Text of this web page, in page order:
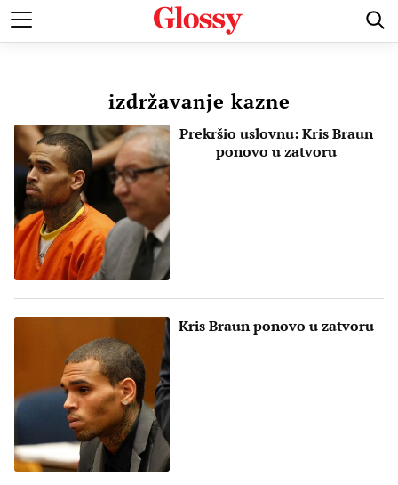
POZNATI MODA I LEPOTA ZDRAVI I SREĆNI LJUBAV
izdržavanje kazne
Prekršio uslovnu: Kris Braun
ponovo u zatvoru
Kris Braun ponovo u zatvoru